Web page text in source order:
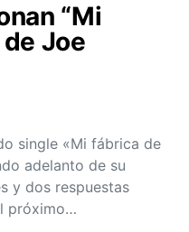
“Mi
Joe
single «Mi fábrica de
adelanto de su
y dos respuestas
próximo…